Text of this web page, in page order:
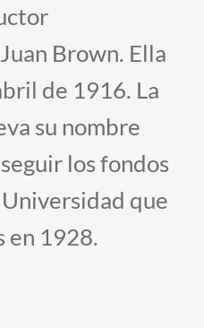
Brown. Ella
de 1916. La
su nombre
los fondos
que
en 1928.